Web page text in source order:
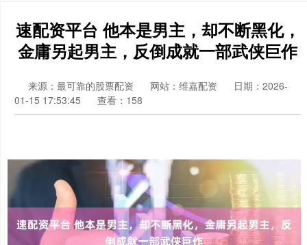
速配资平台 他本是男主，却不断黑化，
金庸另起男主，反倒成就一部武侠巨作
来源：最可靠的股票配资 网站：维嘉配资
日期：2026-
01-15 17:53:45
查看：158